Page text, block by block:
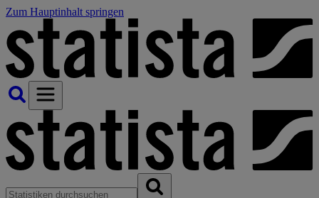
Zum Hauptinhalt springen